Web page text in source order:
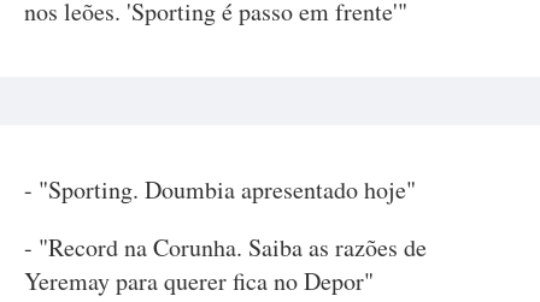
nos leões. 'Sporting é passo em frente'"
- "Sporting. Doumbia apresentado hoje"
- "Record na Corunha. Saiba as razões de
Yeremay para querer fica no Depor"